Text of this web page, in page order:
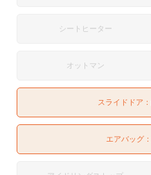
シートヒーター
オットマン
スライドドア：
エアバッグ：